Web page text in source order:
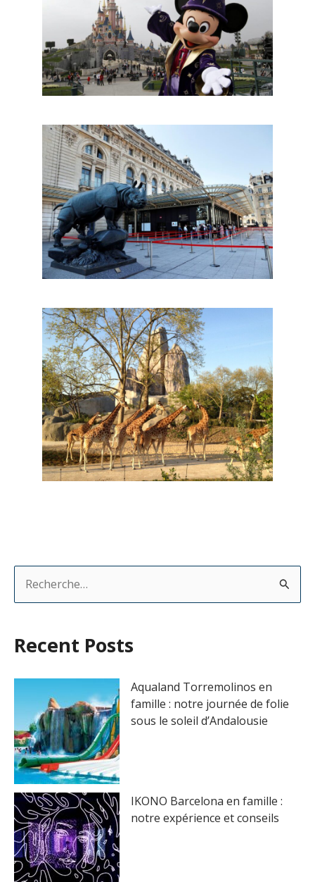
h
e
h
e
r
:
Recent Posts
Aqualand Torremolinos en
famille : notre journée de folie
sous le soleil d’Andalousie
IKONO Barcelona en famille :
notre expérience et conseils